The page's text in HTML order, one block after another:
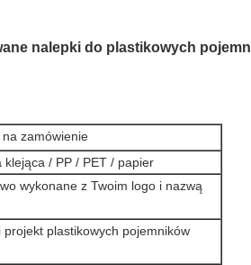
nalepki do plastikowych
zamówienie
klejąca / PP / PET / papier
wykonane z Twoim logo i nazwą
projekt plastikowych pojemników